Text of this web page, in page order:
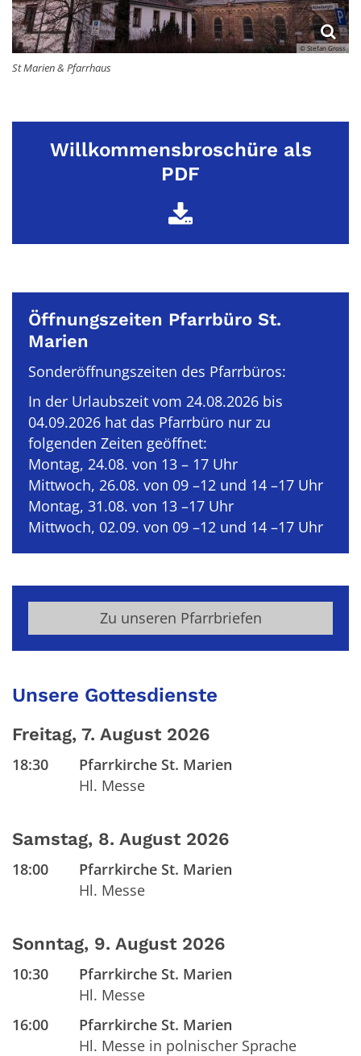
© Stefan Gross
St Marien & Pfarrhaus
Willkommensbroschüre als
PDF
Öffnungszeiten Pfarrbüro St.
Marien
Sonderöffnungszeiten des Pfarrbüros:
In der Urlaubszeit vom 24.08.2026 bis
04.09.2026 hat das Pfarrbüro nur zu
folgenden Zeiten geöffnet:
Montag, 24.08. von 13 – 17 Uhr
Mittwoch, 26.08. von 09 –12 und 14 –17 Uhr
Montag, 31.08. von 13 –17 Uhr
Mittwoch, 02.09. von 09 –12 und 14 –17 Uhr
Zu unseren Pfarrbriefen
Unsere Gottesdienste
Freitag, 7. August 2026
18:30
Pfarrkirche St. Marien
Hl. Messe
Samstag, 8. August 2026
18:00
Pfarrkirche St. Marien
Hl. Messe
Sonntag, 9. August 2026
10:30
Pfarrkirche St. Marien
Hl. Messe
16:00
Pfarrkirche St. Marien
Hl. Messe in polnischer Sprache